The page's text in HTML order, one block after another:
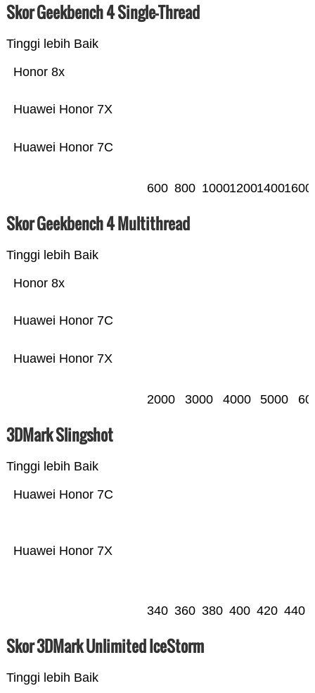
Skor Geekbench 4 Single-Thread
Tinggi lebih Baik
Huawei Honor 7C
Huawei Honor 7X
Honor 8x
600 800 1000120014001600
Skor Geekbench 4 Multithread
Tinggi lebih Baik
Huawei Honor 7X
Huawei Honor 7C
Honor 8x
2000 3000 4000 5000
3DMark Slingshot
Tinggi lebih Baik
Huawei Honor 7X
Huawei Honor 7C
340 360 380 400 420 440
Skor 3DMark Unlimited IceStorm
Tinggi lebih Baik